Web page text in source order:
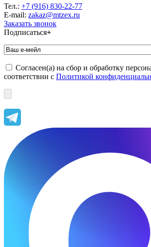
Тел.: +7 (916) 830-22-77
E-mail: zakaz@mtzex.ru
Заказать звонок
Подписаться+
Согласен(а) на сбор и обработку
соответствии с Политикой